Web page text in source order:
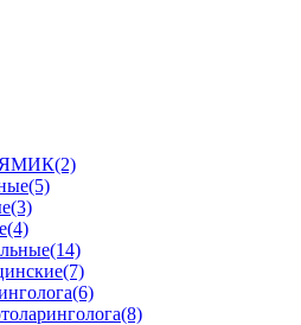
ЯМИК(2)
(5)
(3)
(4)
(14)
(7)
(6)
(8)